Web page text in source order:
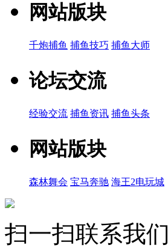
网站版块
千炮捕鱼 捕鱼技巧 捕鱼大师
论坛交流
经验交流 捕鱼资讯 捕鱼头条
网站版块
森林舞会 宝马奔驰 海王2电玩城
扫一扫联系我们